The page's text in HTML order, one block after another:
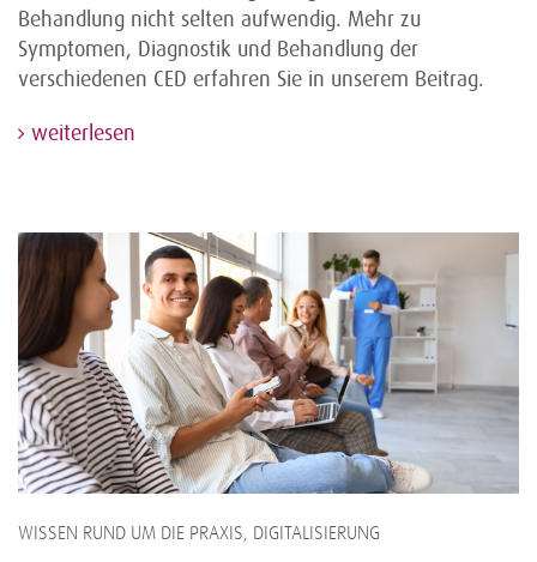
Behandlung nicht selten aufwendig. Mehr zu
Symptomen, Diagnostik und Behandlung der
verschiedenen CED erfahren Sie in unserem Beitrag.
weiterlesen
WISSEN RUND UM DIE PRAXIS, DIGITALISIERUNG